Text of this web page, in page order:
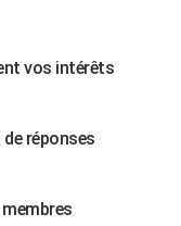
vos intérêts
réponses